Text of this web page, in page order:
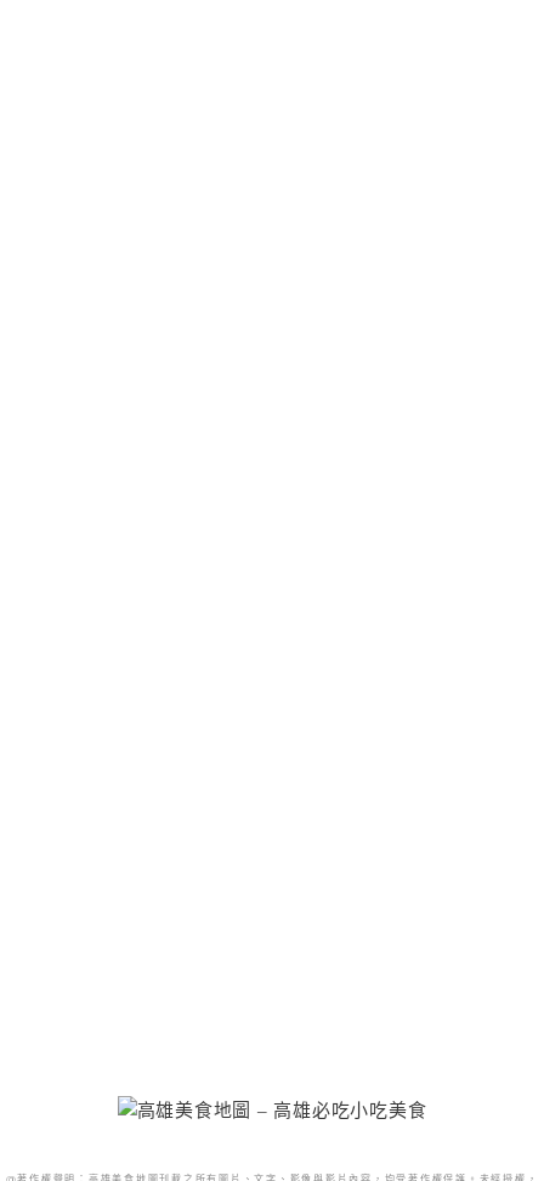
@著作權聲明：高雄美食地圖刊載之所有圖片、文字、影像與影片內容，均受著作權保護。未經授權，